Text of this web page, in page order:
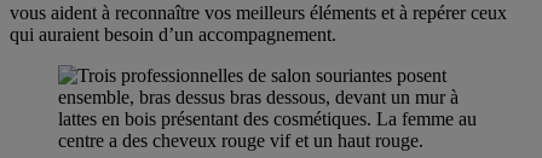
vous aident à reconnaître vos meilleurs éléments et à repérer ceux
qui auraient besoin d’un accompagnement.